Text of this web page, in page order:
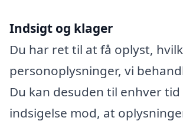
Indsigt og klager
Du har ret til at få oplyst,
personoplysninger, vi
Du kan desuden til enhver
indsigelse mod, at